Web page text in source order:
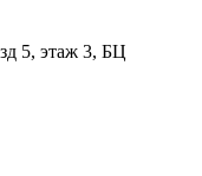
5, этаж 3, БЦ